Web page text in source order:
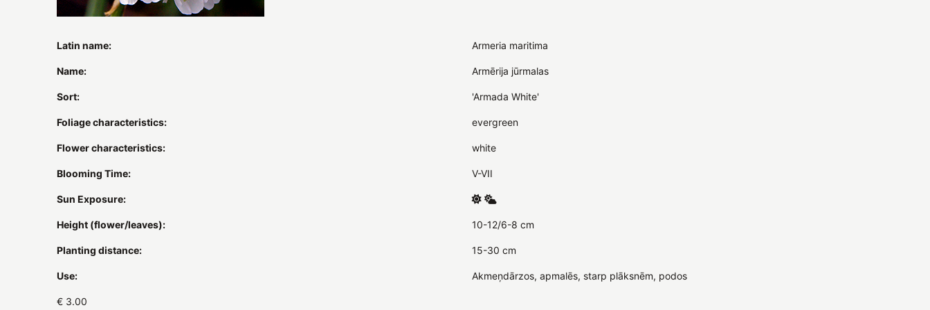
Latin name: Armeria maritima
Name: Armērija jūrmalas
Sort: 'Armada White'
Foliage characteristics: evergreen
Flower characteristics: white
Blooming Time: V-VII
Sun Exposure:
Height (flower/leaves): 10-12/6-8 cm
Planting distance: 15-30 cm
Use: Akmeņdārzos, apmalēs, starp plāksnēm, podos
€ 3.00